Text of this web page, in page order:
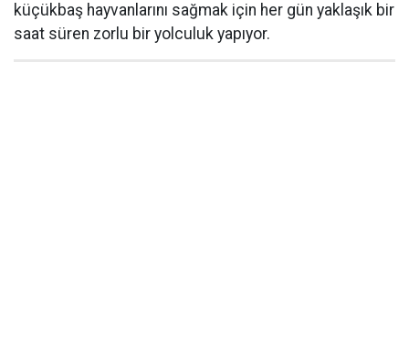
küçükbaş hayvanlarını sağmak için her gün yaklaşık bir
saat süren zorlu bir yolculuk yapıyor.